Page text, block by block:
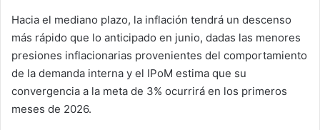
Hacia el mediano plazo, la inflación tendrá un descenso
más rápido que lo anticipado en junio, dadas las menores
presiones inflacionarias provenientes del comportamiento
de la demanda interna y el IPoM estima que su
convergencia a la meta de 3% ocurrirá en los primeros
meses de 2026.